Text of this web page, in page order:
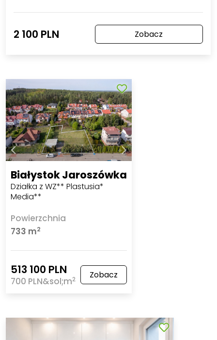
2 100 PLN Zobacz
Białystok Jaroszówka
Działka z WZ** Plastusia*
Media**
Powierzchnia
733 m2
513 100 PLN
700 PLN&sol;m2 Zobacz